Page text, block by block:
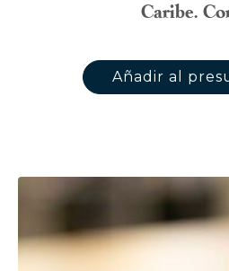
Caribe.
Añadir al